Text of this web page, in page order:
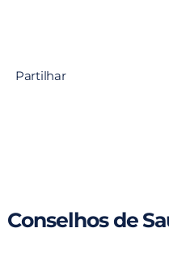
Partilhar
Conselhos de